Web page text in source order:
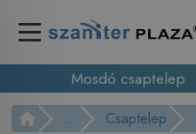
Mosdó csaptelep
... Csaptelep